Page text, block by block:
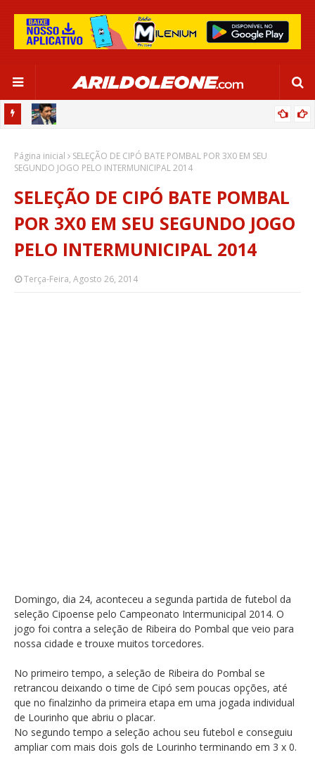
“SATISFAÇÃO MUITO GRANDE”
Página inicial
SELEÇÃO DE CIPÓ BATE POMBAL POR 3X0 EM SEU
SEGUNDO JOGO PELO INTERMUNICIPAL 2014
SELEÇÃO DE CIPÓ BATE POMBAL
POR 3X0 EM SEU SEGUNDO JOGO
PELO INTERMUNICIPAL 2014
Terça-Feira, Agosto 26, 2014
Domingo, dia 24, aconteceu a segunda partida de futebol da
seleção Cipoense pelo Campeonato Intermunicipal 2014. O
jogo foi contra a seleção de Ribeira do Pombal que veio para
nossa cidade e trouxe muitos torcedores.
No primeiro tempo, a seleção de Ribeira do Pombal se
retrancou deixando o time de Cipó sem poucas opções, até
que no finalzinho da primeira etapa em uma jogada individual
de Lourinho que abriu o placar.
No segundo tempo a seleção achou seu futebol e conseguiu
ampliar com mais dois gols de Lourinho terminando em 3 x 0.